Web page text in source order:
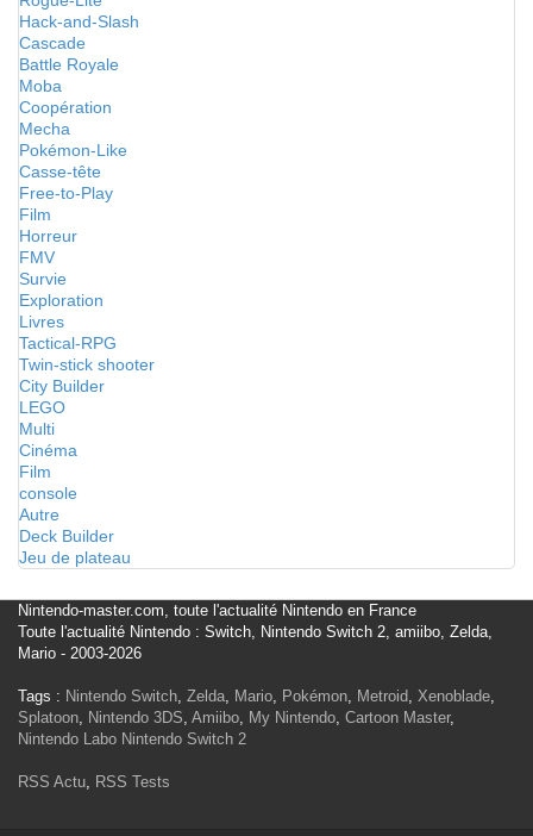
Hack-and-Slash
Cascade
Battle Royale
Moba
Coopération
Mecha
Pokémon-Like
Casse-tête
Free-to-Play
Film
Horreur
FMV
Survie
Exploration
Livres
Tactical-RPG
Twin-stick shooter
City Builder
LEGO
Multi
Cinéma
Film
console
Autre
Deck Builder
Jeu de plateau
Nintendo-master.com, toute l'actualité Nintendo en France
Toute l'actualité Nintendo : Switch, Nintendo Switch 2, amiibo, Zelda,
Mario - 2003-2026
Tags : Nintendo Switch, Zelda, Mario, Pokémon, Metroid, Xenoblade,
Splatoon, Nintendo 3DS, Amiibo, My Nintendo, Cartoon Master,
Nintendo Labo Nintendo Switch 2
RSS Actu, RSS Tests